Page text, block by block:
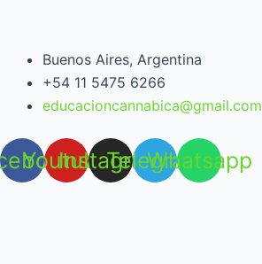
Buenos Aires, Argentina
+54 11 5475 6266
educacioncannabica@gmail.com
Youtube
Instagram
Telegram
Whatsapp